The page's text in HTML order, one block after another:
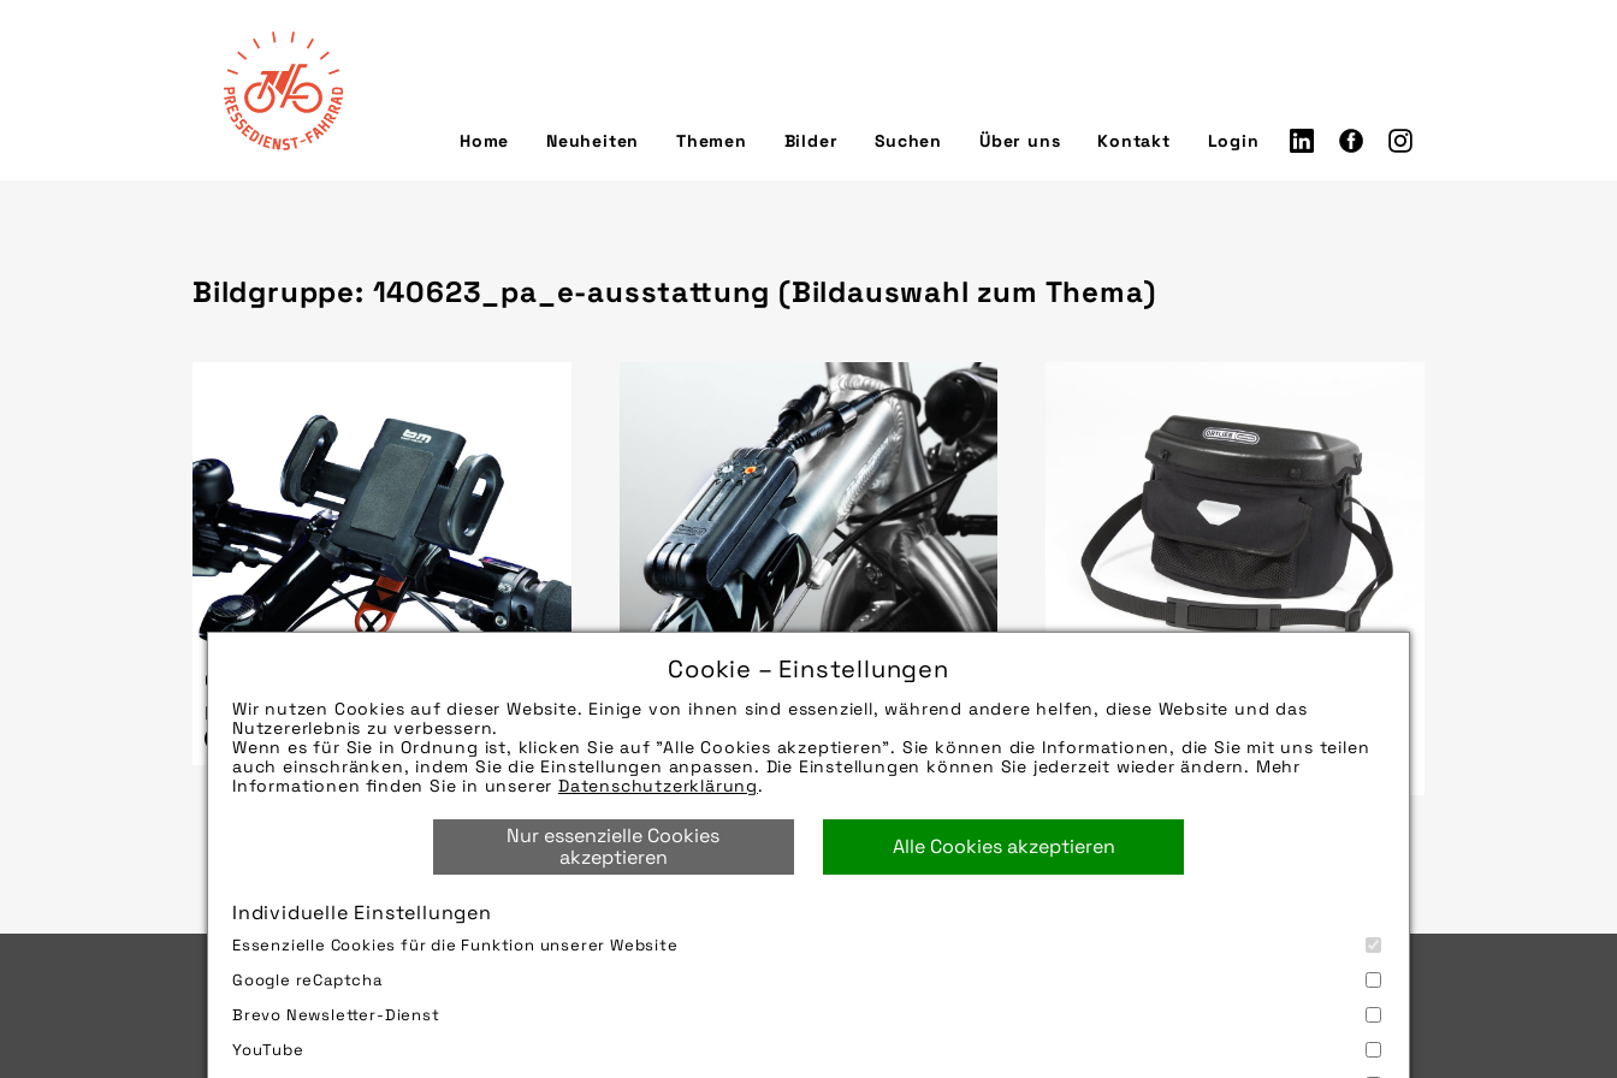
Cookie – Einstellungen
Wir nutzen Cookies auf dieser Website. Einige von ihnen sind essenziell, während andere helfen, diese Website und das
Nutzererlebnis zu verbessern.
Wenn es für Sie in Ordnung ist, klicken Sie auf "Alle Cookies akzeptieren". Sie können die Informationen, die Sie mit uns teilen
auch einschränken, indem Sie die Einstellungen anpassen. Die Einstellungen können Sie jederzeit wieder ändern. Mehr
Informationen finden Sie in unsererDatenschutzerklärung.
Nur essenzielle Cookies
akzeptieren
Alle Cookies akzeptieren
Individuelle Einstellungen
Essenzielle Cookies für die Funktion unserer Website
Google reCaptcha
Brevo Newsletter-Dienst
YouTube
Home Neuheiten Themen Bilder Suchen Über uns Kontakt Login
Bildgruppe: 140623_pa_e-ausstattung (Bildauswahl zum Thema)
Quelle/Source [´www.bumm.de |
pd-f´]
Bild downloaden
Quelle/Source [´www.bumm.de |
pd-f´]
Bild downloaden
Quelle/Source [´www.ortlieb.com |
pd-f´]
Bild downloaden